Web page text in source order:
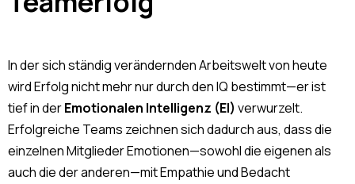
In der sich ständig verändernden Arbeitswelt von heute
wird Erfolg nicht mehr nur durch den IQ bestimmt—er ist
tief in derEmotionalen Intelligenz (EI) verwurzelt.
Erfolgreiche Teams zeichnen sich dadurch aus, dass die
einzelnen Mitglieder Emotionen—sowohl die eigenen als
auch die der anderen—mit Empathie und Bedacht